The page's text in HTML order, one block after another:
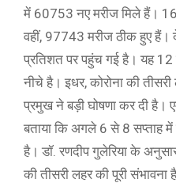
में 60753 नए मरीज मिले हैं।
वहीं, 97743 मरीज ठीक हुए
प्रतिशत पर पहुंच गई है। यह 12
नीचे है। इधर, कोरोना की
प्रमुख ने बड़ी घोषणा कर दी है।
बताया कि अगले 6 से 8 सप्ताह
है। डॉ. रणदीप गुलेरिया के
की तीसरी लहर की पूरी